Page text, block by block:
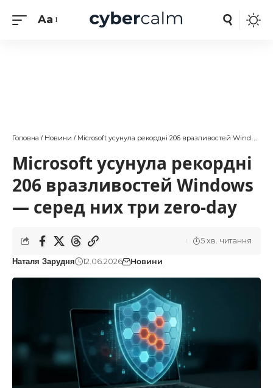
Aa
Головна / Новини / Microsoft усунула рекордні 206 вразливостей Windows — серед них три zero-day
Microsoft усунула рекордні
206 вразливостей Windows
— серед них три zero-day
Наталя Зарудня 12.06.2026 Новини
5 хв. читання